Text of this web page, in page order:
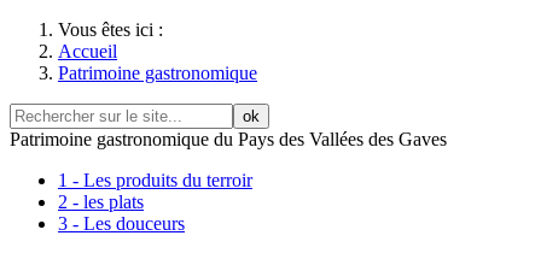
Vous êtes ici :
Accueil
Patrimoine gastronomique
ok
Patrimoine gastronomique du Pays des Vallées des Gaves
1 - Les produits du terroir
2 - les plats
3 - Les douceurs